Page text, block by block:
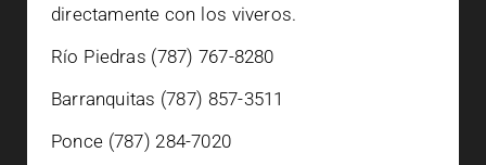
directamente con los viveros.
Río Piedras (787) 767-8280
Barranquitas (787) 857-3511
Ponce (787) 284-7020